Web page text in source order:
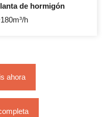
de hormigón
h
ahora